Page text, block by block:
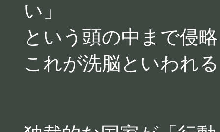
い」
という頭の中まで侵
これが洗脳といわれ